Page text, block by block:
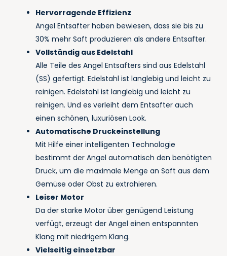
Hervorragende Effizienz
Angel Entsafter haben bewiesen, dass sie bis zu
30% mehr Saft produzieren als andere Entsafter.
Vollständig aus Edelstahl
Alle Teile des Angel Entsafters sind aus Edelstahl
(SS) gefertigt. Edelstahl ist langlebig und leicht zu
reinigen. Edelstahl ist langlebig und leicht zu
reinigen. Und es verleiht dem Entsafter auch
einen schönen, luxuriösen Look.
Automatische Druckeinstellung
Mit Hilfe einer intelligenten Technologie
bestimmt der Angel automatisch den benötigten
Druck, um die maximale Menge an Saft aus dem
Gemüse oder Obst zu extrahieren.
Leiser Motor
Da der starke Motor über genügend Leistung
verfügt, erzeugt der Angel einen entspannten
Klang mit niedrigem Klang.
Vielseitig einsetzbar